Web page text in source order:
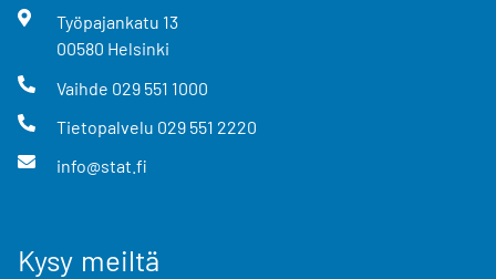
Työpajankatu 13
00580 Helsinki
Vaihde 029 551 1000
Tietopalvelu 029 551 2220
info@stat.fi
Kysy meiltä